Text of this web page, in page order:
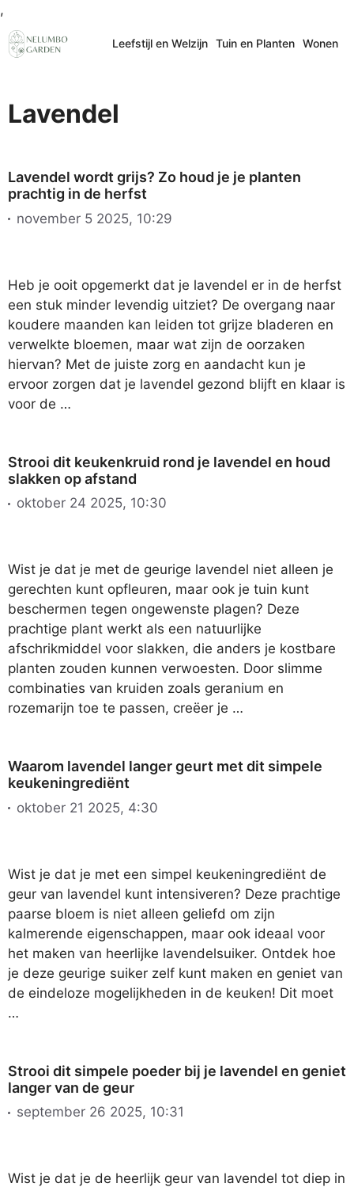
,
naar
de
Leefstijl en Welzijn Tuin en Planten Wonen
Lavendel
Lavendel wordt grijs? Zo houd je je planten
prachtig in de herfst
november 5 2025, 10:29
Heb je ooit opgemerkt dat je lavendel er in de herfst
een stuk minder levendig uitziet? De overgang naar
koudere maanden kan leiden tot grijze bladeren en
verwelkte bloemen, maar wat zijn de oorzaken
hiervan? Met de juiste zorg en aandacht kun je
ervoor zorgen dat je lavendel gezond blijft en klaar is
voor de …
Strooi dit keukenkruid rond je lavendel en houd
slakken op afstand
oktober 24 2025, 10:30
Wist je dat je met de geurige lavendel niet alleen je
gerechten kunt opfleuren, maar ook je tuin kunt
beschermen tegen ongewenste plagen? Deze
prachtige plant werkt als een natuurlijke
afschrikmiddel voor slakken, die anders je kostbare
planten zouden kunnen verwoesten. Door slimme
combinaties van kruiden zoals geranium en
rozemarijn toe te passen, creëer je …
Waarom lavendel langer geurt met dit simpele
keukeningrediënt
oktober 21 2025, 4:30
Wist je dat je met een simpel keukeningrediënt de
geur van lavendel kunt intensiveren? Deze prachtige
paarse bloem is niet alleen geliefd om zijn
kalmerende eigenschappen, maar ook ideaal voor
het maken van heerlijke lavendelsuiker. Ontdek hoe
je deze geurige suiker zelf kunt maken en geniet van
de eindeloze mogelijkheden in de keuken! Dit moet
…
Strooi dit simpele poeder bij je lavendel en geniet
langer van de geur
september 26 2025, 10:31
Wist je dat je de heerlijk geur van lavendel tot diep in